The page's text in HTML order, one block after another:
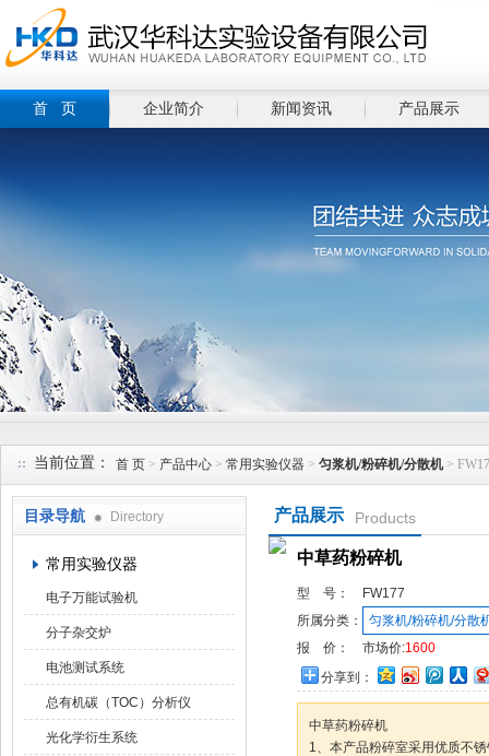
首 页 企业简介 新闻资讯 产品展示
当前位置： 首 页 > 产品中心 > 常用实验仪器 > 匀浆机/粉碎机/分散机>
目录导航 Directory
常用实验仪器
电子万能试验机
分子杂交炉
电池测试系统
总有机碳（TOC）分析仪
光化学衍生系统
产品展示 Products
中草药粉碎机
型 号：
FW177
所属分类：
匀浆机/粉碎机/分散
报 价：
市场价:1600
分享到：
中草药粉碎机
1、本产品粉碎室采用优质不